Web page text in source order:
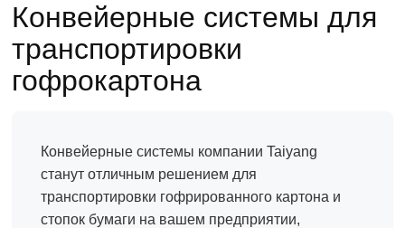
Конвейерные системы для
транспортировки
гофрокартона
Конвейерные системы компании Taiyang
станут отличным решением для
транспортировки гофрированного картона и
стопок бумаги на вашем предприятии,